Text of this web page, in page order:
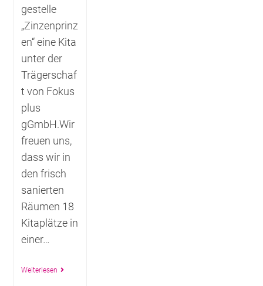
gestelle
„Zinzenprinz
en“ eine Kita
unter der
Trägerschaf
t von Fokus
plus
gGmbH.Wir
freuen uns,
dass wir in
den frisch
sanierten
Räumen 18
Kitaplätze in
einer…
Weiterlesen